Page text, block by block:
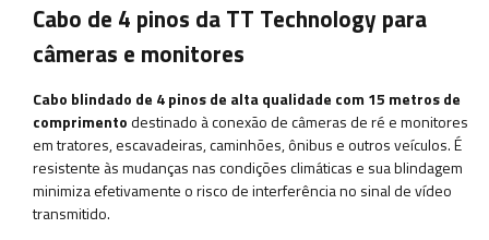
Cabo de 4 pinos da TT Technology para
câmeras e monitores
Cabo blindado de 4 pinos de alta qualidade com 15 metros de
comprimentodestinado à conexão de câmeras de ré e monitores
em tratores, escavadeiras, caminhões, ônibus e outros veículos. É
resistente às mudanças nas condições climáticas e sua blindagem
minimiza efetivamente o risco de interferência no sinal de vídeo
transmitido.